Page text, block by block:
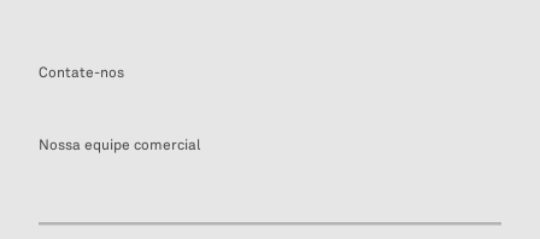
Contate-nos
Nossa equipe comercial